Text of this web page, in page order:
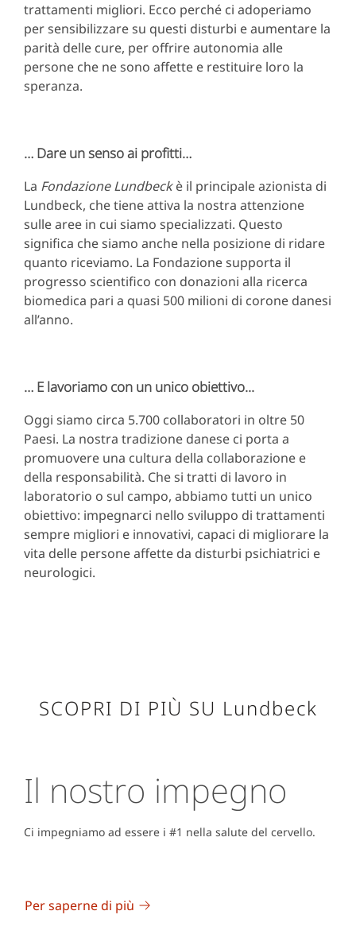
trattamenti migliori. Ecco perché ci adoperiamo
per sensibilizzare su questi disturbi e aumentare la
parità delle cure, per offrire autonomia alle
persone che ne sono affette e restituire loro la
speranza.
… Dare un senso ai profitti…
La Fondazione Lundbeckè il principale azionista di
Lundbeck, che tiene attiva la nostra attenzione
sulle aree in cui siamo specializzati. Questo
significa che siamo anche nella posizione di ridare
quanto riceviamo. La Fondazione supporta il
progresso scientifico con donazioni alla ricerca
biomedica pari a quasi 500 milioni di corone danesi
all’anno.
… E lavoriamo con un unico obiettivo...
Oggi siamo circa 5.700 collaboratori in oltre 50
Paesi. La nostra tradizione danese ci porta a
promuovere una cultura della collaborazione e
della responsabilità. Che si tratti di lavoro in
laboratorio o sul campo, abbiamo tutti un unico
obiettivo: impegnarci nello sviluppo di trattamenti
sempre migliori e innovativi, capaci di migliorare la
vita delle persone affette da disturbi psichiatrici e
neurologici.
SCOPRI DI PIÙ SU Lundbeck
Il nostro impegno
Ci impegniamo ad essere i #1 nella salute del cervello.
Per saperne di più